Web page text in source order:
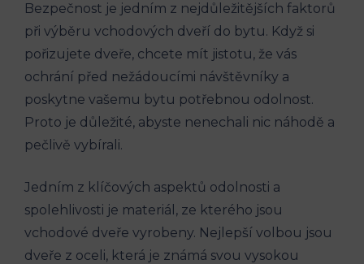
Bezpečnost je jedním z ⁣nejdůležitějších faktorů
při výběru vchodových dveří do bytu. Když si⁣
pořizujete ‍dveře, chcete mít jistotu, že vás
ochrání před nežádoucími návštěvníky a‌
poskytne vašemu ‍bytu potřebnou odolnost.
Proto je důležité, abyste nenechali nic náhodě a
pečlivě vybírali.
Jedním⁤ z klíčových aspektů odolnosti ‍a
spolehlivosti je materiál, ze kterého jsou
vchodové⁣ dveře vyrobeny. Nejlepší volbou jsou
⁣dveře⁢ z oceli,‌ která je známá ​svou vysokou